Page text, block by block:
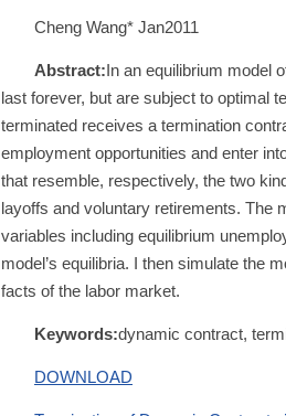
Cheng Wang* Jan2011
Abstract: In an equilibrium model
last forever, but are subject to optimal
terminated receives a termination
employment opportunities and enter
that resemble, respectively, the two
layoffs and voluntary retirements. The
variables including equilibrium
model’s equilibria. I then simulate the
facts of the labor market.
Keywords:dynamic contract,
DOWNLOAD